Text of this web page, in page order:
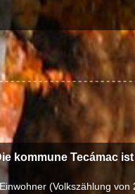
kommune Tecámac
(Volkszählung